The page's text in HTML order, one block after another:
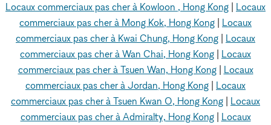
Locaux commerciaux pas cher à Kowloon , Hong Kong | Locaux
commerciaux pas cher à Mong Kok, Hong Kong | Locaux
commerciaux pas cher à Kwai Chung, Hong Kong | Locaux
commerciaux pas cher à Wan Chai, Hong Kong | Locaux
commerciaux pas cher à Tsuen Wan, Hong Kong| Locaux
commerciaux pas cher à Jordan, Hong Kong | Locaux
commerciaux pas cher à Tsuen Kwan O, Hong Kong | Locaux
commerciaux pas cher à Admiralty, Hong Kong| Locaux